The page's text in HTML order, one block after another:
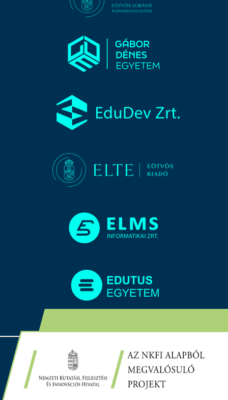
Copyright © 2024-2028 Készült a Eötvös Loránd
Tudományegyetem Digitális Oktatásfejlesztési
Kompetencia Központja (DOKK) megbízásából. Minden
jog fenntartva.